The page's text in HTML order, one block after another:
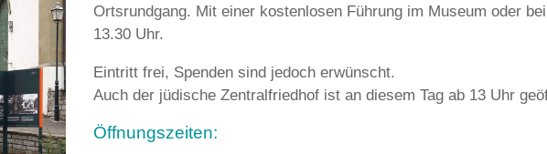
Ortsrundgang. Mit einer kostenlosen Führung im Museum oder
13.30 Uhr.
Eintritt frei, Spenden sind jedoch erwünscht.
Auch der jüdische Zentralfriedhof ist an diesem Tag ab 13 Uhr
Öffnungszeiten: